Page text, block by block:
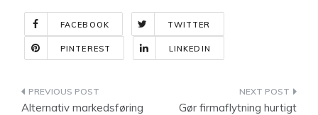
FACEBOOK TWITTER
PINTEREST LINKEDIN
Indlægsnavigation
Alternativ markedsføring
Gør firmaflytning hurtigt